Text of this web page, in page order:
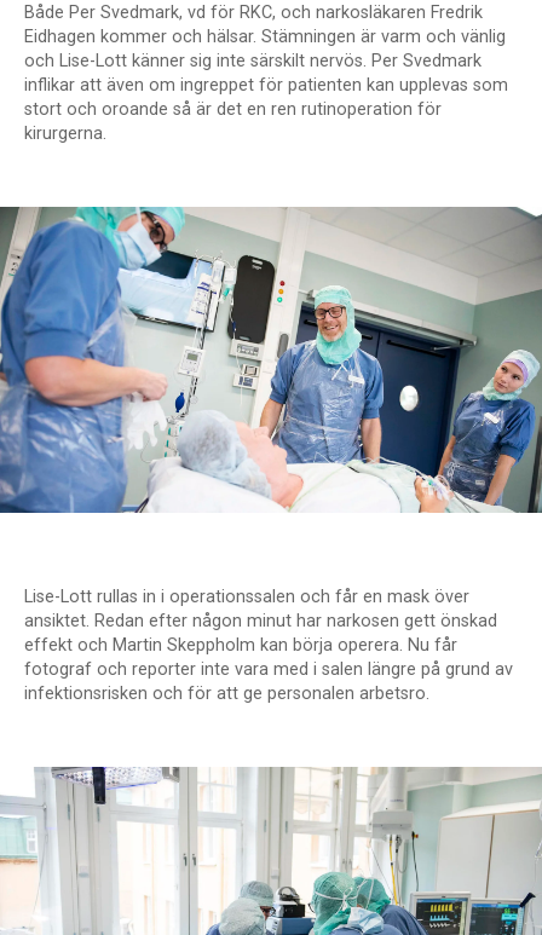
Både Per Svedmark, vd för RKC, och narkosläkaren Fredrik
Eidhagen kommer och hälsar. Stämningen är varm och vänlig
och Lise-Lott känner sig inte särskilt nervös. Per Svedmark
inflikar att även om ingreppet för patienten kan upplevas som
stort och oroande så är det en ren rutinoperation för
kirurgerna.
Lise-Lott rullas in i operationssalen och får en mask över
ansiktet. Redan efter någon minut har narkosen gett önskad
effekt och Martin Skeppholm kan börja operera. Nu får
fotograf och reporter inte vara med i salen längre på grund av
infektionsrisken och för att ge personalen arbetsro.